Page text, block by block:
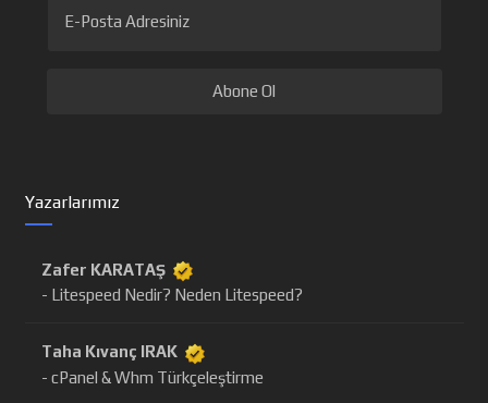
E-Posta Adresiniz
Yazarlarımız
Zafer KARATAŞ
- Litespeed Nedir? Neden Litespeed?
Taha Kıvanç IRAK
- cPanel & Whm Türkçeleştirme